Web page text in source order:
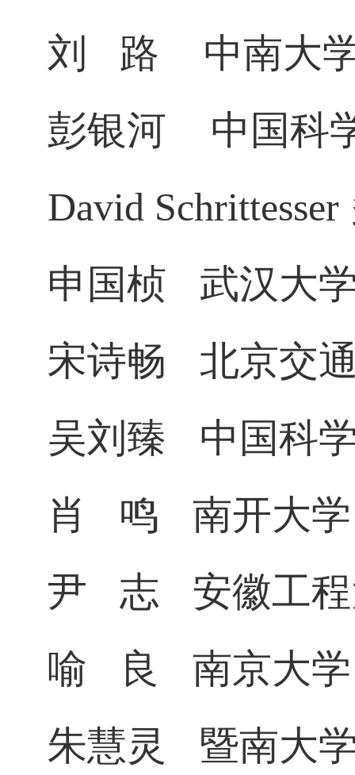
刘
路
中南大
彭银河
中国科
David Schrittesser
申国桢
武汉大
宋诗畅
北京交
吴刘臻
中国科
肖
鸣
南开大学
尹
志
安徽工
喻
良
南京大学
朱慧灵
暨南大